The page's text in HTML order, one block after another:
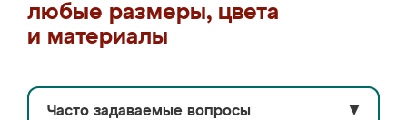
любые размеры, цвета
и материалы
Часто задаваемые вопросы ▼